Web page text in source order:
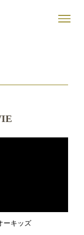
ーキッズ